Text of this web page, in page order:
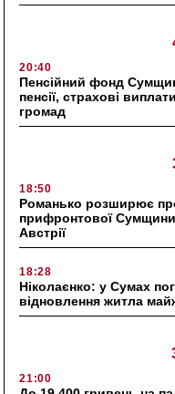
20:40
Пенсійний фонд
пенсії, страхові
громад
18:50
Романько розширює
прифронтової
Австрії
18:28
Ніколаєнко: у Сумах
відновлення житла
21:00